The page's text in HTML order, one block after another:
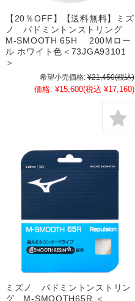
【20％OFF】【送料無料】ミズ
ノ バドミントンストリング
M-SMOOTH 65H 200Mロー
ル ホワイト色＜73JGA93101
＞
希望小売価格: ¥21,450(税込)
価格: ¥15,600(税込 ¥17,160)
ミズノ バドミントンストリン
グ M-SMOOTH65R ＜